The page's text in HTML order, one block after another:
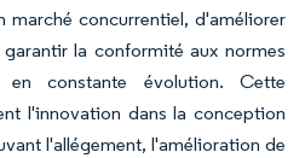
marché concurrentiel, d'améliorer
la conformité aux normes
constante évolution. Cette
l'innovation dans la conception
l'allégement, l'amélioration de